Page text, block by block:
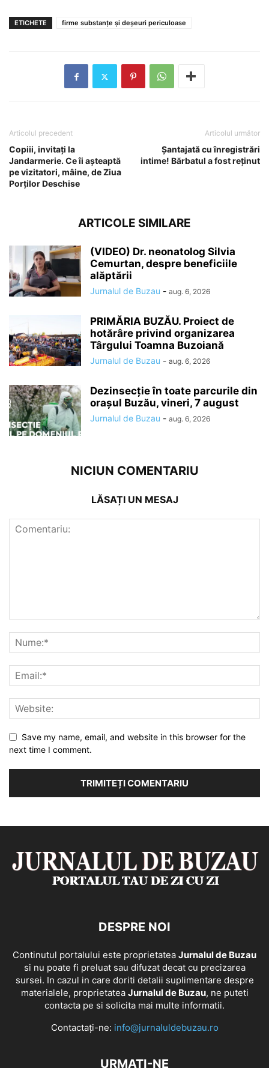
ETICHETE firme substanțe și deșeuri periculoase
Articolul precedent
Copiii, invitați la
Jandarmerie. Ce îi așteaptă
pe vizitatori, mâine, de Ziua
Porților Deschise
Articolul următor
Șantajată cu înregistrări
intime! Bărbatul a fost reținut
ARTICOLE SIMILARE
(VIDEO) Dr. neonatolog Silvia
Cemurtan, despre beneficiile
alăptării
Jurnalul de Buzau - aug. 6, 2026
PRIMĂRIA BUZĂU. Proiect de
hotărâre privind organizarea
Târgului Toamna Buzoiană
Jurnalul de Buzau - aug. 6, 2026
Dezinsecție în toate parcurile din
orașul Buzău, vineri, 7 august
Jurnalul de Buzau - aug. 6, 2026
NICIUN COMENTARIU
LĂSAȚI UN MESAJ
Save my name, email, and website in this browser for the
next time I comment.
DESPRE NOI
Continutul portalului este proprietatea Jurnalul de Buzau
si nu poate fi preluat sau difuzat decat cu precizarea
sursei. In cazul in care doriti detalii suplimentare despre
materialele, proprietatea Jurnalul de Buzau, ne puteti
contacta pe si solicita mai multe informatii.
Contactați-ne: info@jurnaluldebuzau.ro
URMAȚI-NE